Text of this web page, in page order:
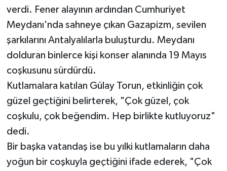
verdi. Fener alayının ardından Cumhuriyet
Meydanı'nda sahneye çıkan Gazapizm, sevilen
şarkılarını Antalyalılarla buluşturdu. Meydanı
dolduran binlerce kişi konser alanında 19 Mayıs
coşkusunu sürdürdü.
Kutlamalara katılan Gülay Torun, etkinliğin çok
güzel geçtiğini belirterek, "Çok güzel, çok
coşkulu, çok beğendim. Hep birlikte kutluyoruz"
dedi.
Bir başka vatandaş ise bu yılki kutlamaların daha
yoğun bir coşkuyla geçtiğini ifade ederek, "Çok